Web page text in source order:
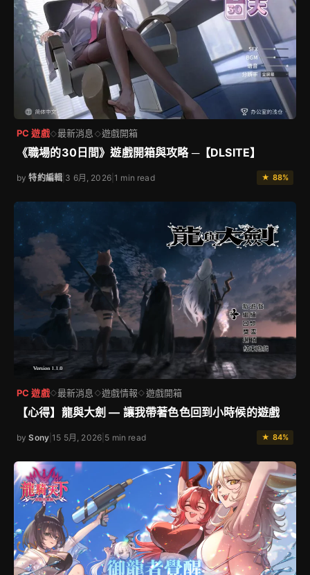
PC 遊戲◇最新消息 ◇遊戲開箱
《職場的30日間》遊戲開箱與攻略 ─【DLSITE】
by特約編輯 3 6月, 2026|1 min read ★ 88%
PC 遊戲◇最新消息 ◇遊戲情報◇遊戲開箱
【心得】龍與大劍 — 讓我帶著色色回到小時候的遊戲
bySony |15 5月, 2026 5 min read ★ 84%